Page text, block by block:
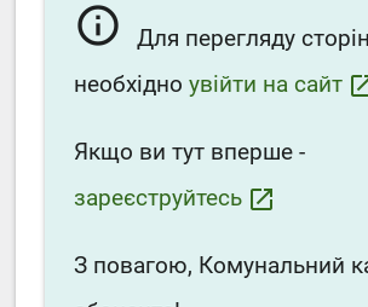
info_outline
Для перегляду
необхідно увійти на сайт
Якщо ви тут вперше -
зареєструйтесь launch
З повагою, Комунальний